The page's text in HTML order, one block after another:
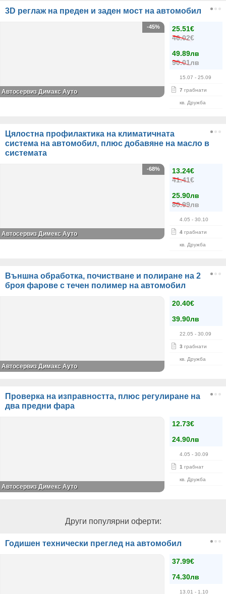
3D реглаж на преден и заден мост на автомобил
25.51€
46.02€
49.89лв
90.01лв
15.07 - 25.09
7 грабнати
кв. Дружба
-45%
Автосервиз Димакс Ауто
Цялостна профилактика на климатичната
система на автомобил, плюс добавяне на масло в
системата
13.24€
41.41€
25.90лв
80.99лв
4.05 - 30.10
4 грабнати
кв. Дружба
-68%
Автосервиз Димекс Ауто
Външна обработка, почистване и полиране на 2
броя фарове с течен полимер на автомобил
20.40€
39.90лв
22.05 - 30.09
3 грабнати
кв. Дружба
Автосервиз Димaкс Ауто
Проверка на изправността, плюс регулиране на
два предни фара
12.73€
24.90лв
4.05 - 30.09
1 грабнат
кв. Дружба
Автосервиз Димекс Ауто
Други популярни оферти:
Годишен технически преглед на автомобил
37.99€
74.30лв
13.01 - 1.10